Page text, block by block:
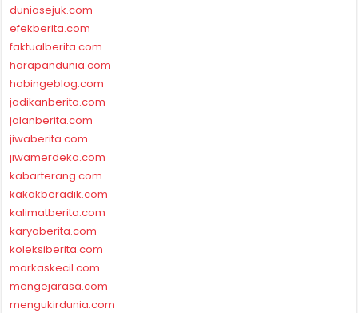
duniasejuk.com
efekberita.com
faktualberita.com
harapandunia.com
hobingeblog.com
jadikanberita.com
jalanberita.com
jiwaberita.com
jiwamerdeka.com
kabarterang.com
kakakberadik.com
kalimatberita.com
karyaberita.com
koleksiberita.com
markaskecil.com
mengejarasa.com
mengukirdunia.com